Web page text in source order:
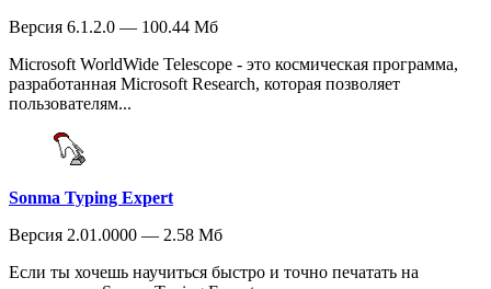
Версия 6.1.2.0 — 100.44 Мб
Microsoft WorldWide Telescope - это космическая программа,
разработанная Microsoft Research, которая позволяет
пользователям...
Sonma Typing Expert
Версия 2.01.0000 — 2.58 Мб
Если ты хочешь научиться быстро и точно печатать на